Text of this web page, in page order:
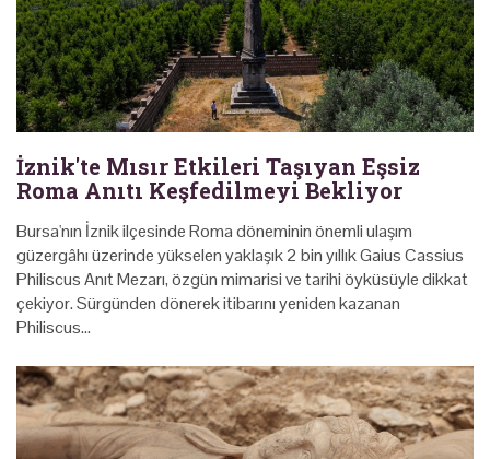
İznik'te Mısır Etkileri Taşıyan Eşsiz
Roma Anıtı Keşfedilmeyi Bekliyor
Bursa'nın İznik ilçesinde Roma döneminin önemli ulaşım
güzergâhı üzerinde yükselen yaklaşık 2 bin yıllık Gaius Cassius
Philiscus Anıt Mezarı, özgün mimarisi ve tarihi öyküsüyle dikkat
çekiyor. Sürgünden dönerek itibarını yeniden kazanan
Philiscus…